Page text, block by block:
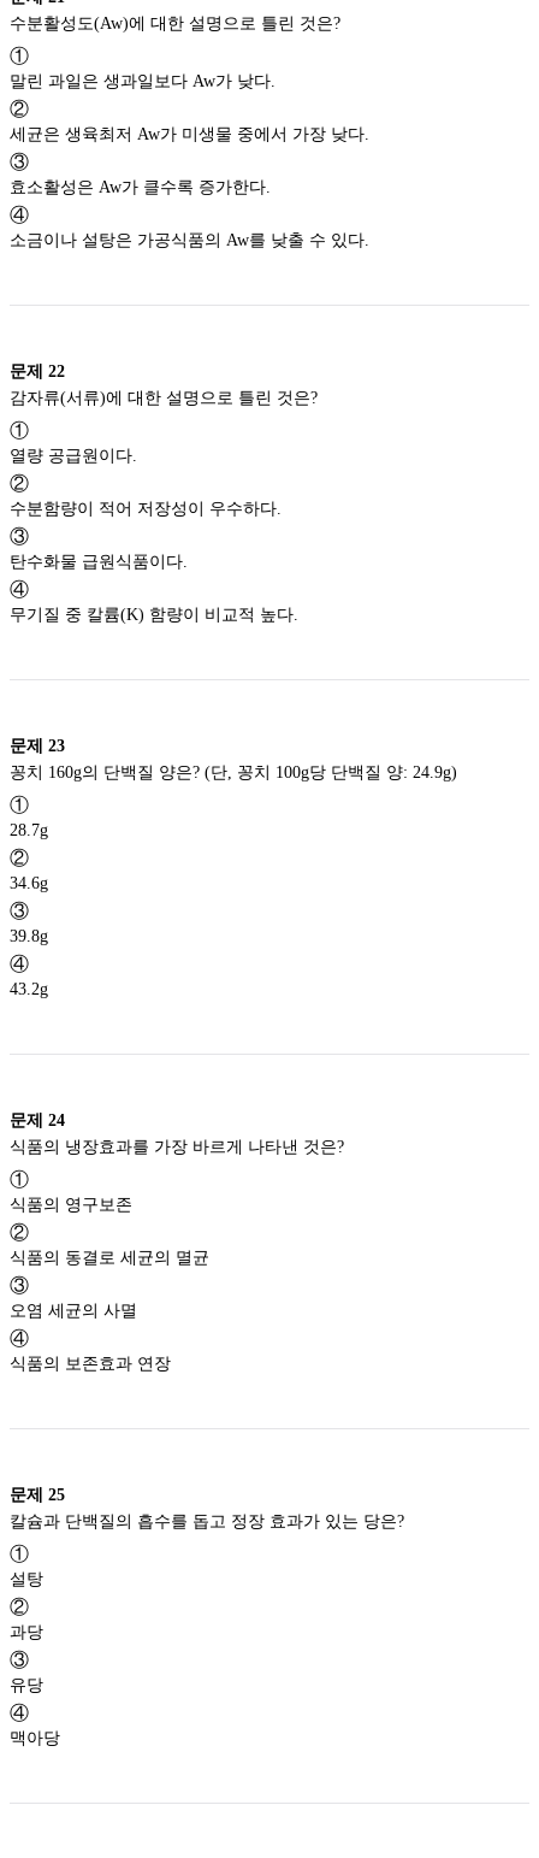
수분활성도(Aw)에 대한 설명으로 틀린 것은?
①
말린 과일은 생과일보다 Aw가 낮다.
②
세균은 생육최저 Aw가 미생물 중에서 가장 낮다.
③
효소활성은 Aw가 클수록 증가한다.
④
소금이나 설탕은 가공식품의 Aw를 낮출 수 있다.
문제 22
감자류(서류)에 대한 설명으로 틀린 것은?
①
열량 공급원이다.
②
수분함량이 적어 저장성이 우수하다.
③
탄수화물 급원식품이다.
④
무기질 중 칼륨(K) 함량이 비교적 높다.
문제 23
꽁치 160g의 단백질 양은? (단, 꽁치 100g당 단백질 양: 24.9g)
①
28.7g
②
34.6g
③
39.8g
④
43.2g
문제 24
식품의 냉장효과를 가장 바르게 나타낸 것은?
①
식품의 영구보존
②
식품의 동결로 세균의 멸균
③
오염 세균의 사멸
④
식품의 보존효과 연장
문제 25
칼슘과 단백질의 흡수를 돕고 정장 효과가 있는 당은?
①
설탕
②
과당
③
유당
④
맥아당